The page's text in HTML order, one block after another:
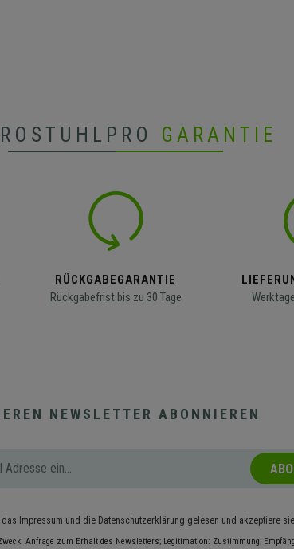
GARANTIE
RÜCKGABEGARANTIE
Rückgabefrist bis zu 30 Tage
NEWSLETTER ABONNIEREN
das Impressum und die Datenschutzerklärung gelesen und akzeptiere sie
Anfrage zum Erhalt des Newsletters; Legitimation: Zustimmung;